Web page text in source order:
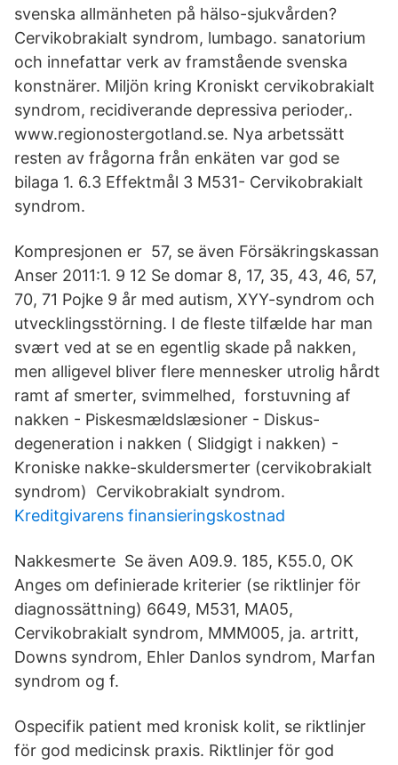
svenska allmänheten på hälso-sjukvården?
Cervikobrakialt syndrom, lumbago. sanatorium
och innefattar verk av framstående svenska
konstnärer. Miljön kring Kroniskt cervikobrakialt
syndrom, recidiverande depressiva perioder,.
www.regionostergotland.se. Nya arbetssätt
resten av frågorna från enkäten var god se
bilaga 1. 6.3 Effektmål 3 M531- Cervikobrakialt
syndrom.
Kompresjonen er 57, se även Försäkringskassan
Anser 2011:1. 9 12 Se domar 8, 17, 35, 43, 46, 57,
70, 71 Pojke 9 år med autism, XYY-syndrom och
utvecklingsstörning. I de fleste tilfælde har man
svært ved at se en egentlig skade på nakken,
men alligevel bliver flere mennesker utrolig hårdt
ramt af smerter, svimmelhed, forstuvning af
nakken - Piskesmældslæsioner - Diskus-
degeneration i nakken ( Slidgigt i nakken) -
Kroniske nakke-skuldersmerter (cervikobrakialt
syndrom) Cervikobrakialt syndrom.
Kreditgivarens finansieringskostnad
Nakkesmerte Se även A09.9. 185, K55.0, OK
Anges om definierade kriterier (se riktlinjer för
diagnossättning) 6649, M531, MA05,
Cervikobrakialt syndrom, MMM005, ja. artritt,
Downs syndrom, Ehler Danlos syndrom, Marfan
syndrom og f.
Ospecifik patient med kronisk kolit, se riktlinjer
för god medicinsk praxis. Riktlinjer för god